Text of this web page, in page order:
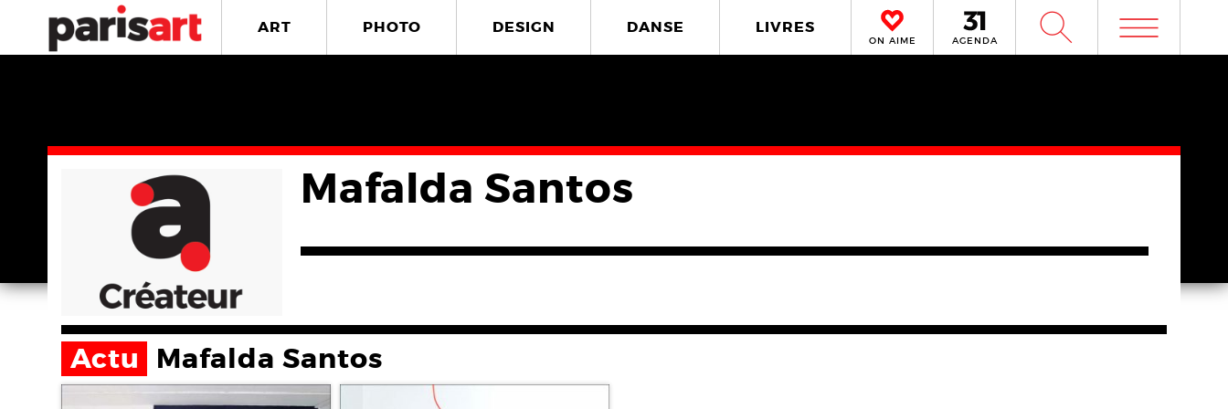
ART PHOTO DESIGN DANSE LIVRES
ON AIME AGENDA W m
Mafalda Santos
Actu Mafalda Santos